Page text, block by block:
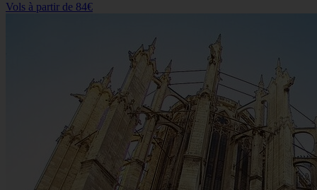
Vols à partir de 84€